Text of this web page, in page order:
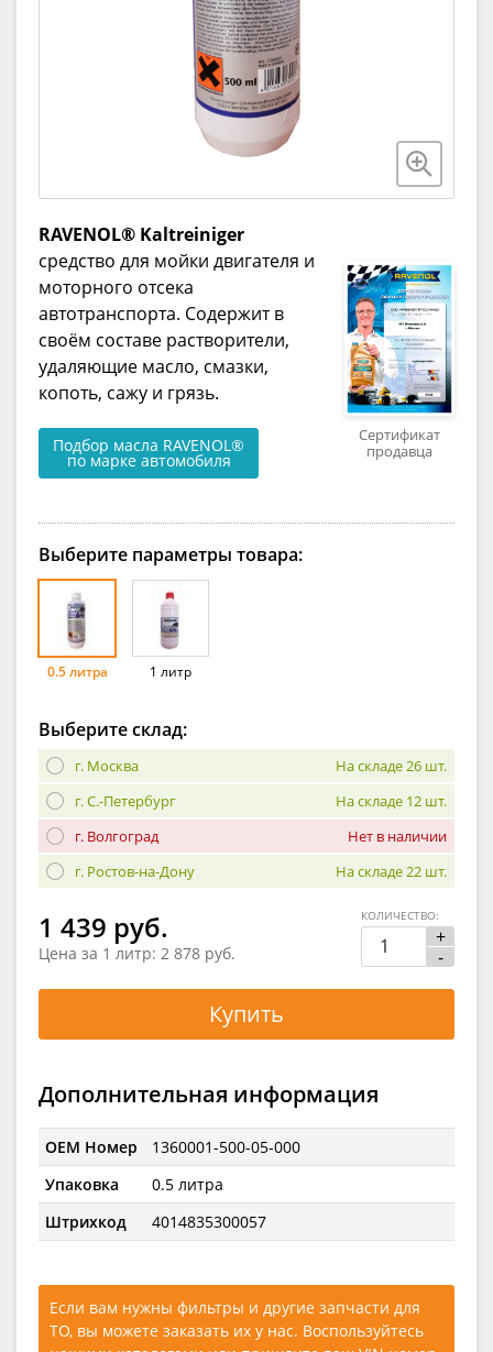
RAVENOL® Kaltreiniger
средство для мойки двигателя и
моторного отсека
автотранспорта. Содержит в
своём составе растворители,
удаляющие масло, смазки,
копоть, сажу и грязь.
Подбор масла RAVENOL®
по марке автомобиля
Сертификат
продавца
Выберите параметры товара:
0.5 литра 1 литр
Выберите склад:
г. Москва
На складе 26 шт.
г. С.-Петербург
На складе 12 шт.
г. Волгоград
Нет в наличии
г. Ростов-на-Дону
На складе 22 шт.
1 439 руб.
Цена за 1 литр: 2 878 руб.
+
-
КОЛИЧЕСТВО:
Купить
Дополнительная информация
OEM Номер
1360001-500-05-000
Упаковка
0.5 литра
Штрихкод
4014835300057
Если вам нужны фильтры и другие запчасти для
ТО, вы можете заказать их у нас. Воспользуйтесь